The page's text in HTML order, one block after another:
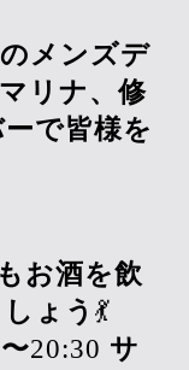
メンズデ
リナ、修
で皆様を
お酒を飲
ょう 💃
〜20:30 サ